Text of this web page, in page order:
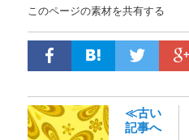
このページの素材を共有する
≪古い
記事へ